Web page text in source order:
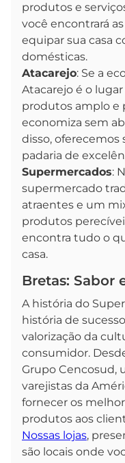
produtos e
você encontrará
equipar sua casa
domésticas.
Atacarejo: Se a
Atacarejo é o
produtos amplo e
economiza sem
disso, oferecemos
padaria de
Supermercados:
supermercado
atraentes e um
produtos
encontra tudo o
casa.
Bretas: Sabor
A história do
história de
valorização da
consumidor.
Grupo Cencosud,
varejistas da
fornecer os
produtos aos
Nossas lojas,
são locais onde